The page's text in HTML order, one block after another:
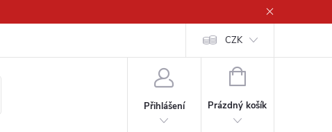
CZK
Přihlášení
NÁKUPNÍ
Prázdný košík